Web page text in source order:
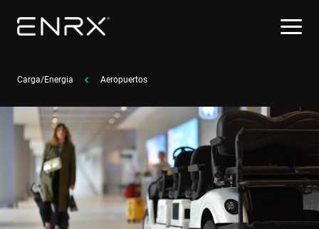
Carga/Energia Aeropuertos